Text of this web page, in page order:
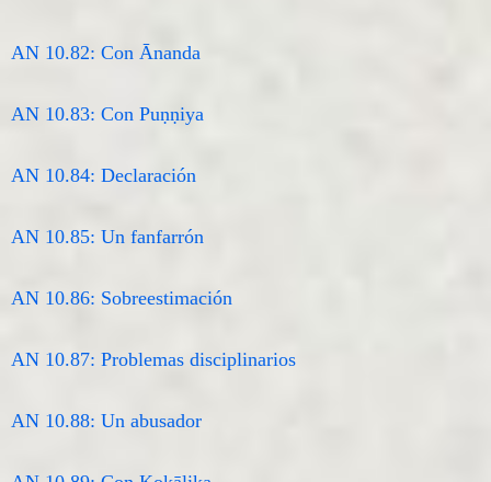
AN 10.82: Con Ānanda
AN 10.83: Con Puṇṇiya
AN 10.84: Declaración
AN 10.85: Un fanfarrón
AN 10.86: Sobreestimación
AN 10.87: Problemas disciplinarios
AN 10.88: Un abusador